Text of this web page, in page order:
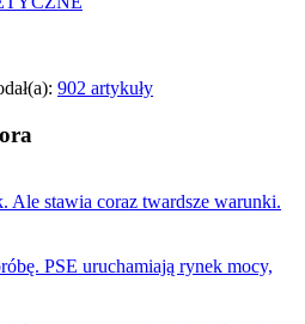
902 artykuły
Ale stawia coraz twardsze warunki.
PSE uruchamiają rynek mocy,